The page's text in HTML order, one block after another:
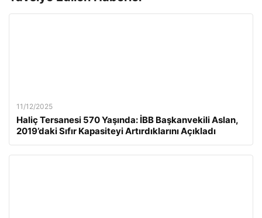
11/12/2025
Haliç Tersanesi 570 Yaşında: İBB Başkanvekili Aslan,
2019’daki Sıfır Kapasiteyi Artırdıklarını Açıkladı